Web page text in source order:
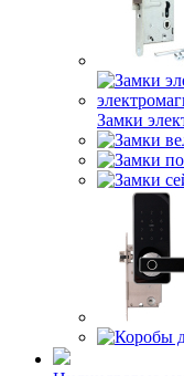
Замки